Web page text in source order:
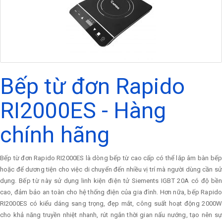
Bếp từ đơn Rapido
RI2000ES - Hàng
chính hãng
Bếp từ đơn Rapido RI2000ES là dòng bếp từ cao cấp có thể lắp âm bàn bếp
hoặc để dương tiện cho việc di chuyển đến nhiều vị trí mà người dùng cần sử
dụng. Bếp từ này sử dụng linh kiện điện tử Siements IGBT 20A có độ bền
cao, đảm bảo an toàn cho hệ thống điện của gia đình. Hơn nữa, bếp Rapido
RI2000ES có kiểu dáng sang trọng, đẹp mắt, công suất hoạt động 2000W
cho khả năng truyền nhiệt nhanh, rút ngắn thời gian nấu nướng, tạo nên sự